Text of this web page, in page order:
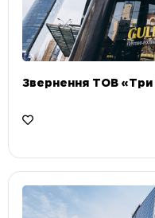
Звернення ТОВ «Три